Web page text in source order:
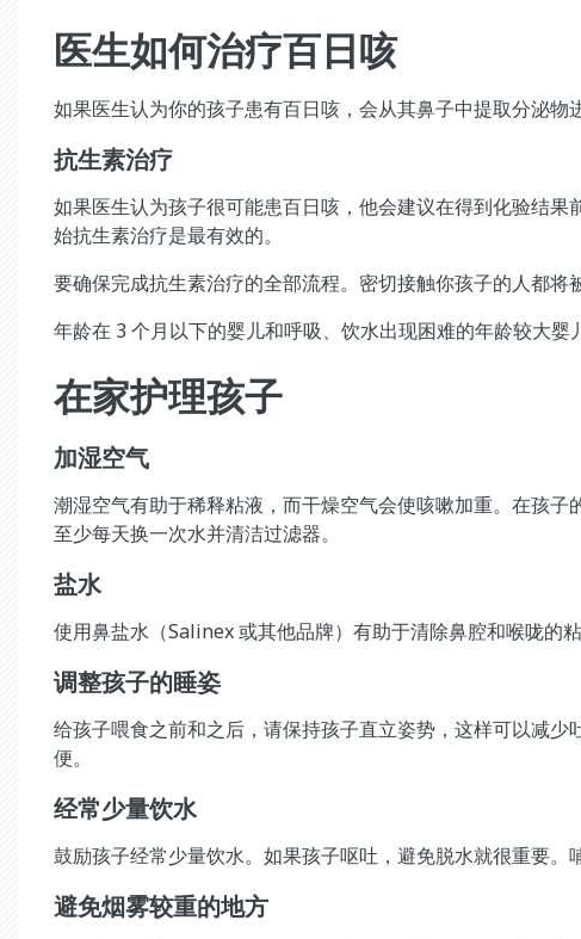
医生如何治疗百日咳
如果医生认为你的孩子患有百日咳，会从其鼻子中提取分泌物
抗生素治疗
如果医生认为孩子很可能患百日咳，他会建议在得到化验结
始抗生素治疗是最有效的。
要确保完成抗生素治疗的全部流程。密切接触你孩子的人都将
年龄在 3 个月以下的婴儿和呼吸、饮水出现困难的年龄较大婴
在家护理孩子
加湿空气
潮湿空气有助于稀释粘液，而干燥空气会使咳嗽加重。在孩子
至少每天换一次水并清洁过滤器。
盐水
使用鼻盐水（Salinex 或其他品牌）有助于清除鼻腔和喉咙的
调整孩子的睡姿
给孩子喂食之前和之后，请保持孩子直立姿势，这样可以减
便。
经常少量饮水
鼓励孩子经常少量饮水。如果孩子呕吐，避免脱水就很重要。
避免烟雾较重的地方